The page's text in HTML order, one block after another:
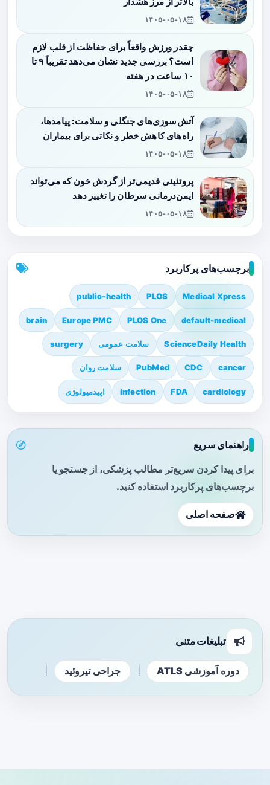
۱۴۰۵-۰۵-۱۸
چقدر ورزش واقعاً برای حفاظت از قلب لازم
است؟ بررسی جدید نشان می‌دهد تقریباً ۹ تا
۱۰ ساعت در هفته
۱۴۰۵-۰۵-۱۸
آتش‌سوزی‌های جنگلی و سلامت: پیامدها،
راه‌های کاهش خطر و نکاتی برای بیماران
۱۴۰۵-۰۵-۱۸
پروتئینی قدیمی‌تر از گردش خون که می‌تواند
ایمن‌درمانی سرطان را تغییر دهد
۱۴۰۵-۰۵-۱۸
برچسب‌های پرکاربرد
Medical Xpress
PLOS
public-health
default-medical
PLOS One
Europe PMC
brain
ScienceDaily Health سلامت عمومی surgery
cancer
CDC
PubMed سلامت روان
cardiology
FDA
infection اپیدمیولوژی
راهنمای سریع
برای پیدا کردن سریع‌تر مطالب پزشکی، از جستجو یا
برچسب‌های پرکاربرد استفاده کنید.
صفحه اصلی
تبلیغات متنی
دوره آموزشی ATLS جراحی تیروئید